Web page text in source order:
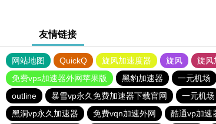
友情链接
网站地图 QuickQ 旋风加速度器 旋风 旋风
免费vps加速器外网苹果版
黑豹加速器 一元机场
outline
暴雪vp永久免费加速器下载官网 一元机场
黑洞vp永久加速器
免费vqn加速外网 酷通vp加速